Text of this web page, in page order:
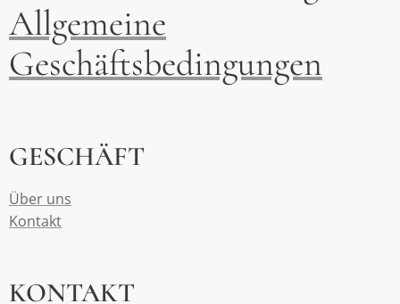
Allgemeine
Geschäftsbedingungen
GESCHÄFT
Über uns
Kontakt
KONTAKT